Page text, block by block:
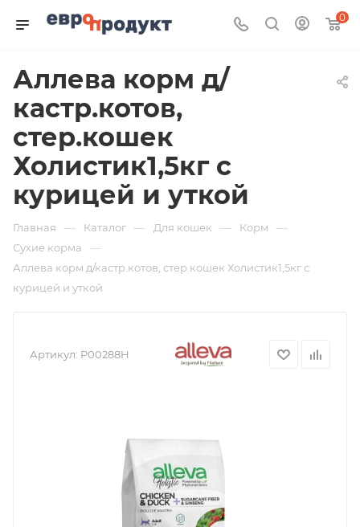
0
Аллева корм д/
кастр.котов,
стер.кошек
Холистик1,5кг с
курицей и уткой
Главная — Каталог — Для кошек — Корм —
Сухие корма —
Аллева корм д/кастр.котов, стер.кошек Холистик1,5кг с
курицей и уткой
Артикул: P00288H